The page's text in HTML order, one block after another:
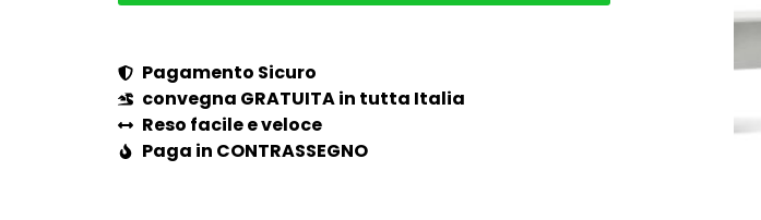
Pagamento Sicuro
convegna GRATUITA in tutta Italia
Reso facile e veloce
Paga in CONTRASSEGNO